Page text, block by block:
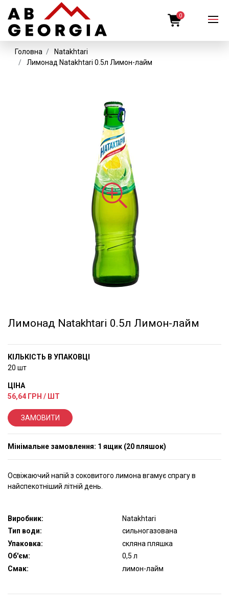
0
Головна
Natakhtari
Лимонад Natakhtari 0.5л Лимон-лайм
Лимонад Natakhtari 0.5л Лимон-лайм
КІЛЬКІСТЬ В УПАКОВЦІ
20 шт
ЦІНА
56,64 ГРН / ШТ
ЗАМОВИТИ
Мінімальне замовлення: 1 ящик (20 пляшок)
Освіжаючий напій з соковитого лимона вгамує спрагу в
найспекотніший літній день.
Виробник:
Natakhtari
Тип води:
сильногазована
Упаковка:
скляна пляшка
Об'єм:
0,5 л
Смак:
лимон-лайм